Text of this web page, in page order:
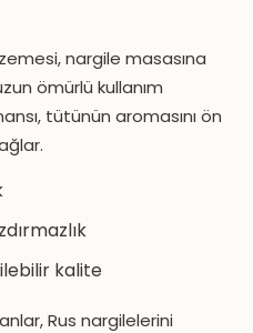
nargile masasına
ömürlü kullanım
tütünün aromasını ön
kalite
Rus nargilelerini